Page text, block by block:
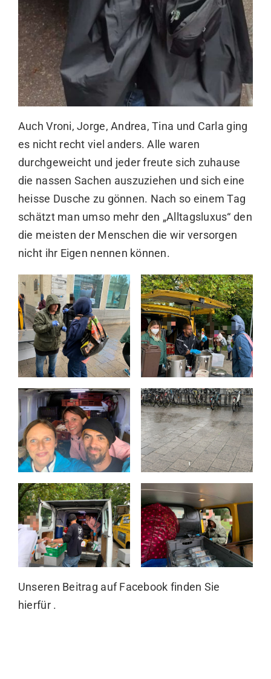
schätzt man umso mehr den „Alltagsluxus“ den
die meisten der Menschen die wir versorgen
nicht ihr Eigen nennen können.
Unseren Beitrag auf Facebook finden Sie
hierfür.
Weitere spannende Artikel
Ein liebes